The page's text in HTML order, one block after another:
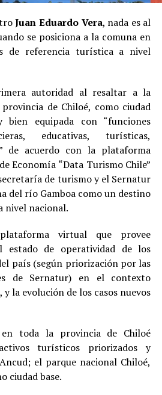
Juan Eduardo Vera, nada es al
se posiciona a la comuna en
de referencia turística a nivel
autoridad al resaltar a la
de Chiloé, como ciudad
equipada con “funciones
educativas, turísticas,
de acuerdo con la plataforma
Economía “Data Turismo Chile”
de turismo y el Sernatur
del río Gamboa como un destino
nacional.
virtual que provee
estado de operatividad de los
país (según priorización por las
de Sernatur) en el contexto
la evolución de los casos nuevos
en toda la provincia de Chiloé
turísticos priorizados y
el parque nacional Chiloé,
ciudad base.